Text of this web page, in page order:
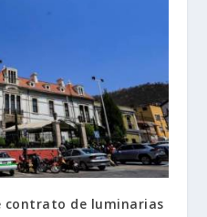
contrato de luminarias